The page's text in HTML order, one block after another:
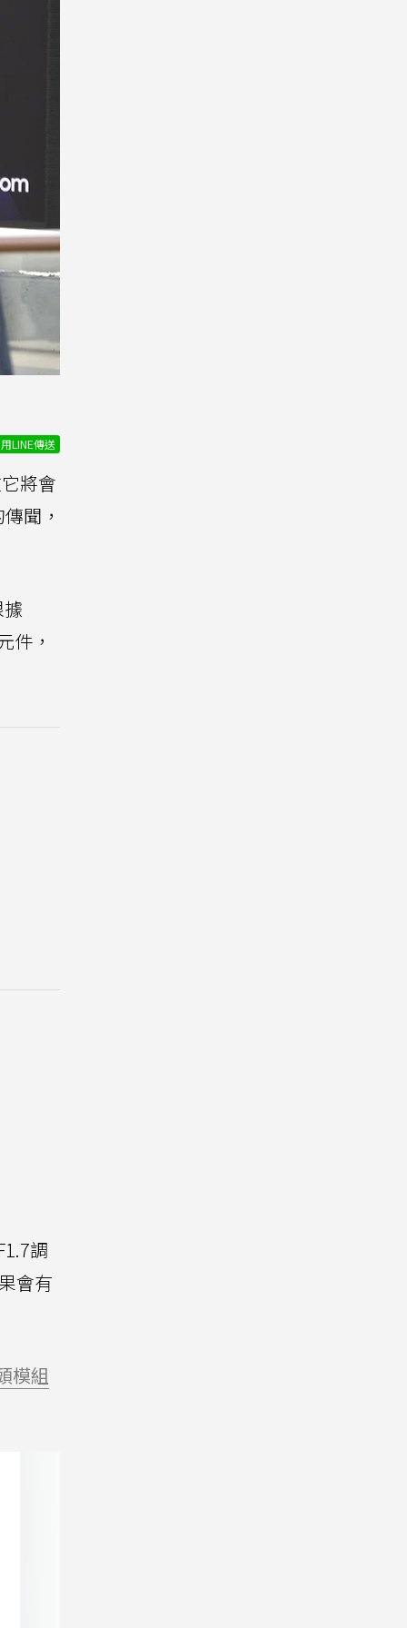
用LINE傳送
將會
聞，
件，
調
會有
模組